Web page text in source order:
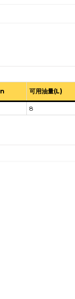
可用油量(L)
8